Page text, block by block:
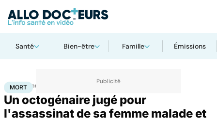
Santé Bien-être Famille Émissions
Accueil Santé Mort
MORT
Un octogénaire jugé pour
l'assassinat de sa femme malade et